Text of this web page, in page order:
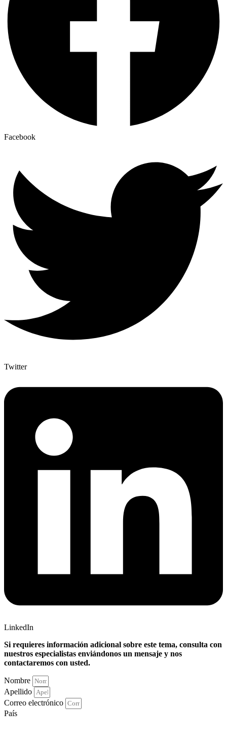
Facebook
Twitter
LinkedIn
Si requieres información adicional sobre este tema, consulta con
nuestros especialistas enviándonos un mensaje y nos
contactaremos con usted.
Nombre
Apellido
Correo electrónico
País